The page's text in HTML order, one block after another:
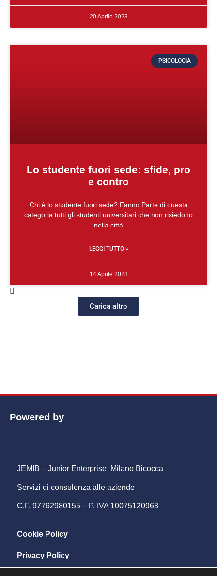
20 Aprile 2023
PSICOLOGIA
Lo studente fuori sede: sfide, pro
e contro
Chi è lo studente fuori sede? Fanno Parte di questa
categoria tutti gli studenti universitari che non risiedono
nella città
LEGGI TUTTO »
14 Aprile 2023
Carica altro
Powered by
JEMIB – Junior Enterprise Milano Bicocca
Servizi di consulenza alle aziende
C.F. 97762980155 – P. IVA 10075120963
Cookie Policy
Privacy Policy